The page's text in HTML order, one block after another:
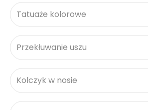
Tatuaże kolorowe
Przekłuwanie uszu
Kolczyk w nosie